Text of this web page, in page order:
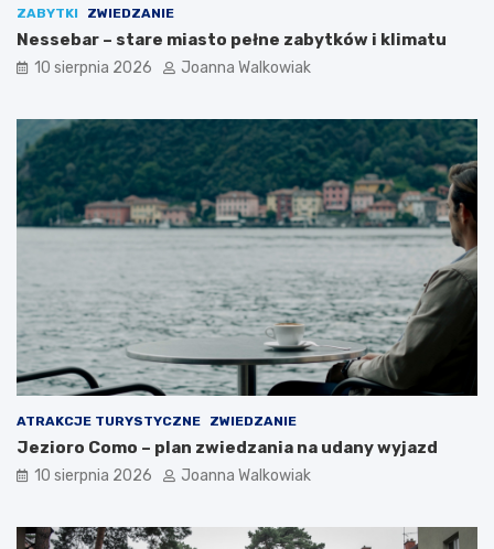
k
a
s
e
a
t
r
a
k
d
a
t
u
y
s
t
c
–
o
z
i
n
y
o
t
c
a
,
b
l
e
t
a
ZABYTKI ZWIEDZANIE
Nessebar – stare miasto pełne zabytków i klimatu
10 sierpnia 2026 Joanna Walkowiak
ATRAKCJE TURYSTYCZNE ZWIEDZANIE
Jezioro Como – plan zwiedzania na udany wyjazd
10 sierpnia 2026 Joanna Walkowiak